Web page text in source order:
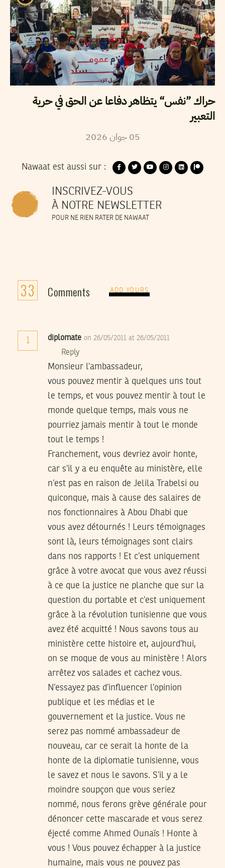
حراك ”نفس“ يتظاهر دفاعا عن الحق في حرية
التعبير
05 جوان2026
Nawaat est aussi sur :
INSCRIVEZ-VOUS
À NOTRE NEWSLETTER
POUR NE RIEN RATER DE NAWAAT
33 Comments ADD YOURS
1 diplomate on 26/05/2011 at 26/05/2011
Reply
Monsieur l’ambassadeur,
vous pouvez mentir à quelques uns tout
le temps, et vous pouvez mentir à tout le
monde quelque temps, mais vous ne
pourriez jamais mentir à tout le monde
tout le temps !
Franchement, vous devriez avoir honte,
car s’il y a eu enquête au ministère, elle
n’est pas en raison de Jelila Trabelsi ou
quiconque, mais à cause des salaires de
nos fonctionnaires à Abou Dhabi que
vous avez détournés ! Leurs témoignages
sont là, leurs témoignages sont clairs
dans nos rapports ! Et c’est uniquement
grâce à votre avocat que vous avez réussi
à ce que la justice ne planche que sur la
question du portable et c’est uniquement
grâce à la révolution tunisienne que vous
avez été acquitté ! Nous savons tous au
ministère cette histoire et, aujourd’hui,
on se moque de vous au ministère ! Alors
arrêtez vos salades et cachez vous.
N’essayez pas d’influencer l’opinion
publique et les médias et le
gouvernement et la justice. Vous ne
serez pas nommé ambassadeur de
nouveau, car ce serait la honte de la
honte de la diplomatie tunisienne, vous
le savez et nous le savons. S’il y a le
moindre soupçon que vous seriez
nommé, nous ferons grève générale pour
dénoncer cette mascarade et vous serez
éjecté comme Ahmed Ounaïs ! Honte à
vous ! Vous pouvez échapper à la justice
humaine, mais vous ne pouvez pas